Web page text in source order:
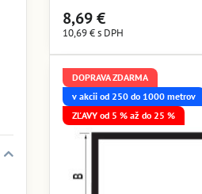
8,69 €
10,69 €s DPH
DOPRAVA ZDARMA
v akcii od 250 do 1000 metrov
ZĽAVY od 5 % až do 25 %